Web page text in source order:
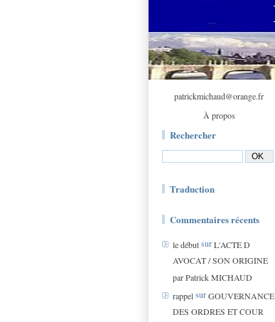
patrickmichaud@orange.fr
À propos
Rechercher
Traduction
Commentaires récents
le débutsurL'ACTE D
AVOCAT / SON ORIGINE
par Patrick MICHAUD
rappelsurGOUVERNANCE
DES ORDRES ET COUR